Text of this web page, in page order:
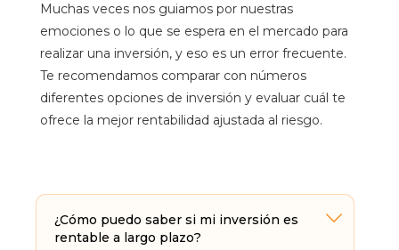
Muchas veces nos guiamos por nuestras
emociones o lo que se espera en el mercado para
realizar una inversión, y eso es un error frecuente.
Te recomendamos comparar con números
diferentes opciones de inversión y evaluar cuál te
ofrece la mejor rentabilidad ajustada al riesgo.
¿Cómo puedo saber si mi inversión es
rentable a largo plazo?